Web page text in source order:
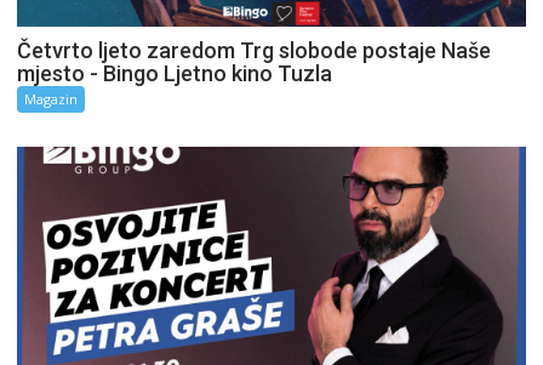
Četvrto ljeto zaredom Trg slobode postaje Naše
mjesto - Bingo Ljetno kino Tuzla
Magazin